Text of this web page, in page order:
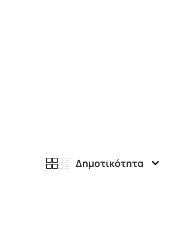
Δημοτικότητα